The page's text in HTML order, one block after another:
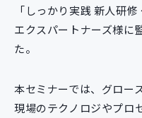
「しっかり実践 新人研
エクスパートナーズ様に
た。
本セミナーでは、グロー
現場のテクノロジやプロ